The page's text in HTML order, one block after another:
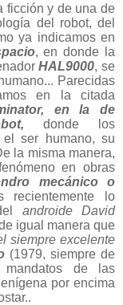
ficción y de una de
del robot, del
ya indicamos en
, en donde la
HAL9000, se
Parecidas
en la citada
en la de
donde los
el ser humano, su
la misma manera,
en obras
mecánico o
lo
androide David
igual manera que
siempre excelente
(1979, siempre de
mandatos de las
por encima